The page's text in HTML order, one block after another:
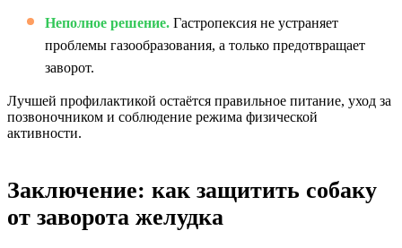
Неполное решение. Гастропексия не устраняет
проблемы газообразования, а только предотвращает
заворот.
Лучшей профилактикой остаётся правильное питание, уход за
позвоночником и соблюдение режима физической
активности.
Заключение: как защитить собаку
от заворота желудка